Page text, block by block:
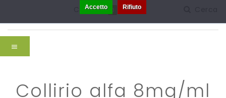
Carrello
collirio alfa 8mg/ml
Accetto Rifiuto